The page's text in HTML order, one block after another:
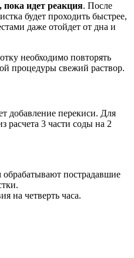
идет реакция. После
будет проходить быстрее,
даже отойдет от дна и
необходимо повторять
процедуры свежий раствор.
добавление перекиси. Для
расчета 3 части соды на 2
пострадавшие
на четверть часа.